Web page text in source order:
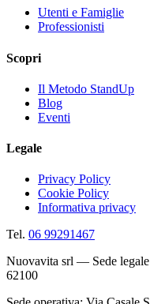
Utenti e Famiglie
Professionisti
Scopri
Il Metodo StandUp
Blog
Eventi
Legale
Privacy Policy
Cookie Policy
Informativa privacy
Tel. 06 99291467
Nuovavita srl — Sede
62100